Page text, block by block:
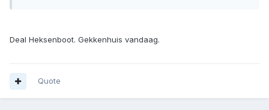
Deal Heksenboot. Gekkenhuis vandaag.
Quote